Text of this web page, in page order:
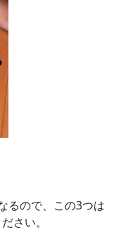
るので、この3つは
さい。